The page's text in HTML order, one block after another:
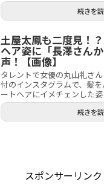
続きを
土屋太鳳も二度見！
ヘア姿に「長澤さん
声！【画像】
タレントで女優の丸山礼さ
付のインスタグラムで、髪
ートヘアにイメチェンした
続きを
スポンサーリンク